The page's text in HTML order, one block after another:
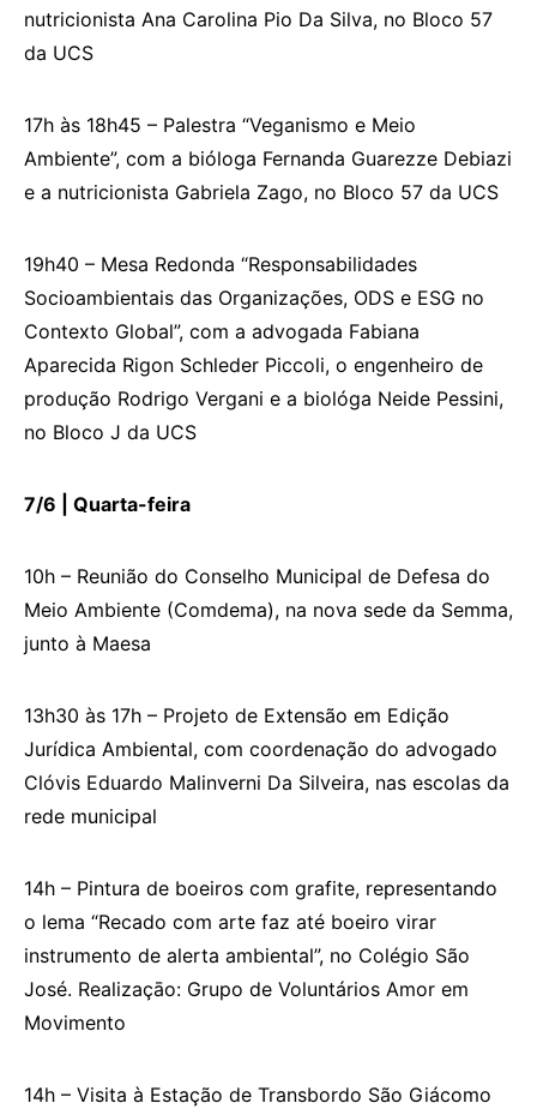
nutricionista Ana Carolina Pio Da Silva, no Bloco 57
da UCS
17h às 18h45 – Palestra “Veganismo e Meio
Ambiente”, com a bióloga Fernanda Guarezze Debiazi
e a nutricionista Gabriela Zago, no Bloco 57 da UCS
19h40 – Mesa Redonda “Responsabilidades
Socioambientais das Organizações, ODS e ESG no
Contexto Global”, com a advogada Fabiana
Aparecida Rigon Schleder Piccoli, o engenheiro de
produção Rodrigo Vergani e a biológa Neide Pessini,
no Bloco J da UCS
7/6 | Quarta-feira
10h – Reunião do Conselho Municipal de Defesa do
Meio Ambiente (Comdema), na nova sede da Semma,
junto à Maesa
13h30 às 17h – Projeto de Extensão em Edição
Jurídica Ambiental, com coordenação do advogado
Clóvis Eduardo Malinverni Da Silveira, nas escolas da
rede municipal
14h – Pintura de boeiros com grafite, representando
o lema “Recado com arte faz até boeiro virar
instrumento de alerta ambiental”, no Colégio São
José. Realizaçāo: Grupo de Voluntários Amor em
Movimento
14h – Visita à Estação de Transbordo São Giácomo